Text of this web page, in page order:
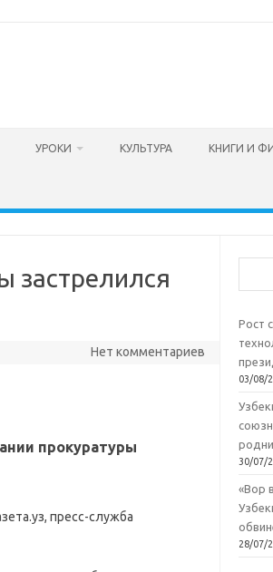
УРОКИ КУЛЬТУРА КНИГИ И
застрелился
Нет комментариев
прокуратуры
пресс-служба
Рост
03/08/
30/07/
«Вор
28/07/